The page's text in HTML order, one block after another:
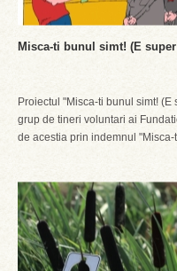
Misca-ti bunul simt! (E
Proiectul "Misca-ti bunul simt!
grup de tineri voluntari ai
de acestia prin indemnul "Misca-